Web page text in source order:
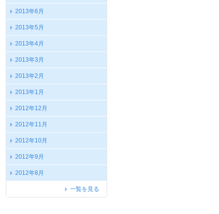
2013年6月
2013年5月
2013年4月
2013年3月
2013年2月
2013年1月
2012年12月
2012年11月
2012年10月
2012年9月
2012年8月
一覧を見る